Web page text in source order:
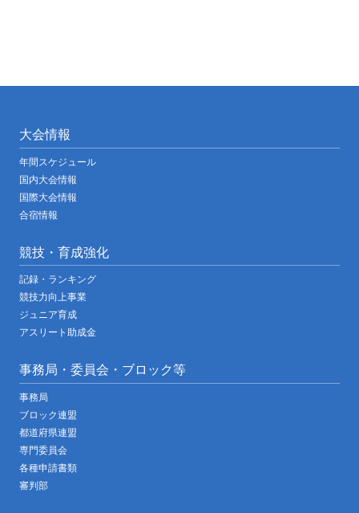
大会情報
年間スケジュール
国内大会情報
国際大会情報
合宿情報
競技・育成強化
記録・ランキング
競技力向上事業
ジュニア育成
アスリート助成金
事務局・委員会・ブロック等
事務局
ブロック連盟
都道府県連盟
専門委員会
各種申請書類
審判部